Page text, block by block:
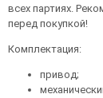
всех партиях.
перед покупкой!
Комплектация:
привод;